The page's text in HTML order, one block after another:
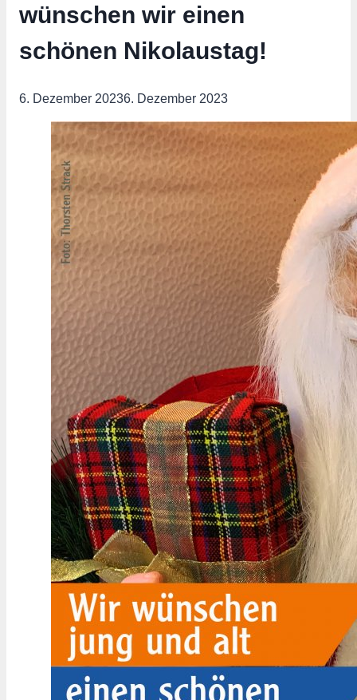
wünschen wir einen
schönen Nikolaustag!
6. Dezember 20236. Dezember 2023